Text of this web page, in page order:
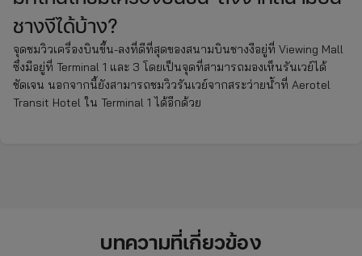
ชางงีได้บ้าง?
จุดชมวิวเครื่องบินขึ้น-ลงที่ดีที่สุดของสนามบินชางงีอยู่ที่ Viewing Mall
ซึ่งมีอยู่ที่ Terminal 1 และ 3 โดยเป็นจุดที่สามารถมองเห็นรันเวย์ได้
ชัดเจน นอกจากนี้ยังสามารถชมวิวรันเวย์จากสระว่ายน้ำที่ Aerotel
Transit Hotel ใน Terminal 1 ได้อีกด้วย
บทความที่เกี่ยวข้อง